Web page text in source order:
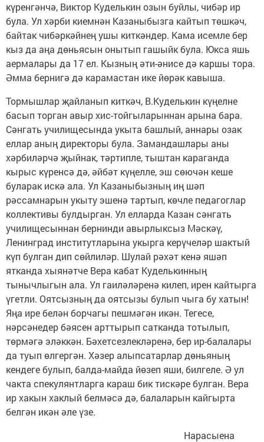
күренгәнчә, Виктор Куделькин озын буйлы, чибәр ир
була. Ул хәрби киемнән Казаныбызга кайтып төшкәч,
байтак чибәркәйнең ушы киткәндер. Кама исемле бер
кыз да аңа дөньясын онытып гашыйк була. Юкса яшь
аермалары да 17 ел. Кызның әти-әнисе дә каршы тора.
Әмма бернигә дә карамастан ике йөрәк кавыша.
Тормышлар җайланып киткәч, В.Куделькин күңелне
басып торган авыр хис-тойгыларыннан арына бара.
Сәнгать училищесында укыта башлый, аннары озак
еллар аның директоры була. Замандашлары аны
хәрбиләрчә җыйнак, тәртипле, тыштан караганда
кырыс күренсә дә, әйбәт күңелле, эш сөючән кеше
буларак искә ала. Ул Казаныбызның иң шәп
рәссамнарын укыту эшенә тартып, көчле педагоглар
коллективы булдырган. Ул елларда Казан сәнгать
училищесыннан бернинди авырлыксыз Мәскәү,
Ленинград институтларына укырга керүчеләр шактый
күп булган дип сөйлиләр. Шулай рәхәт кенә яшәп
ятканда хыянәтче Вера кабат Куделькинның
тынычлыгын ала. Ул гаиләләренә килеп, ирен кайтырга
үгетли. Оятсызның да оятсызы булып чыга бу хатын!
Яңа ире белән борчагы пешмәгән икән. Тегесе,
нәрсәнедер бәясен арттырып сатканда тотылып,
төрмәгә эләккән. Бәхетсезлекләренә, бер ир-балалары
да туып өлгергән. Хәзер алыпсатарлар дөньяның
кендеге булып, балда-майда йөзеп яши, билгеле. Ә ул
чакта спекулянтларга караш бик тискәре булган. Вера
ир хакын хаклый белмәсә дә, балаларын кайгырта
белгән икән әле үзе.
Нарасыена